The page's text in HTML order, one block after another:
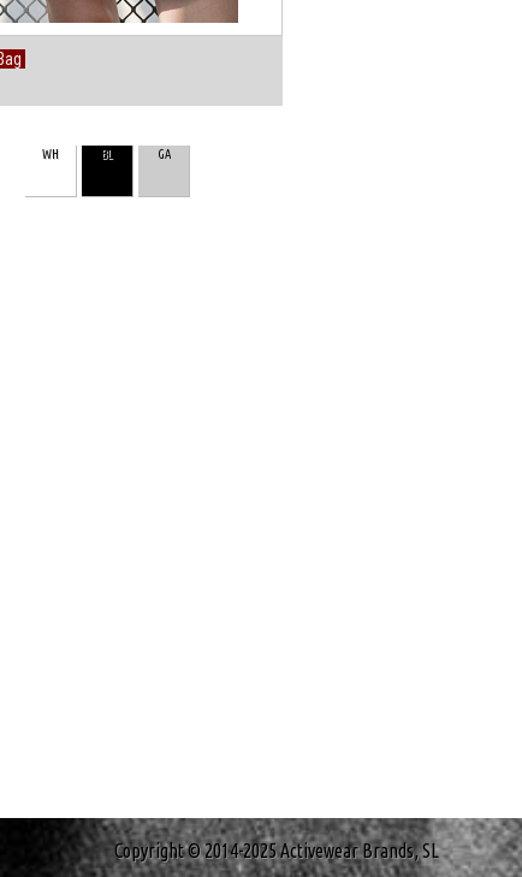
WH BL GA
Copyright © 2014-2025 Activewear Brands, SL